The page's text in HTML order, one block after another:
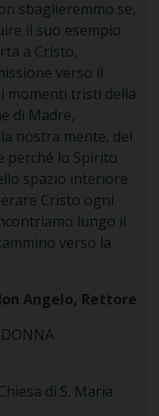
sbaglieremmo se,
il suo esempio.
a Cristo,
verso il
momenti tristi della
di Madre,
nostra mente, del
perché lo Spirito
spazio interiore
Cristo ogni
lungo il
verso la
Angelo, Rettore
di S. Maria